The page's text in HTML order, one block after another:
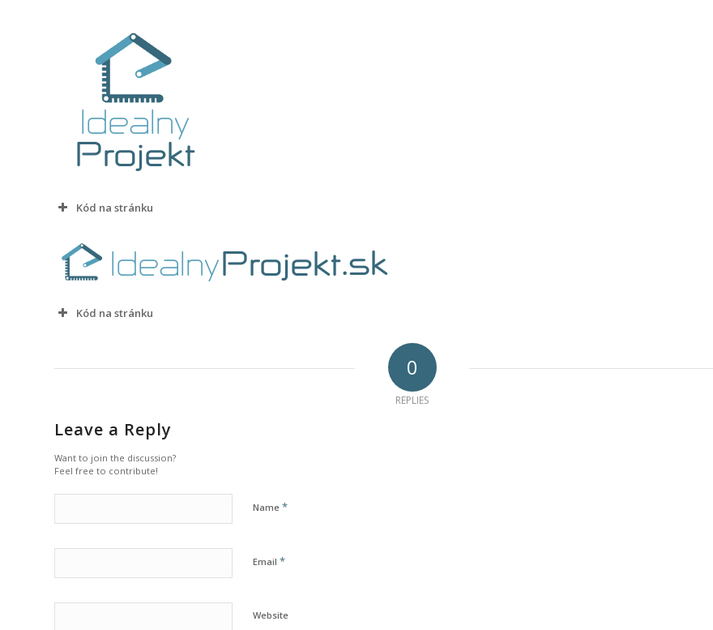
Kód na stránku
Kód na stránku
0
REPLIES
Leave a Reply
Want to join the discussion?
Feel free to contribute!
Name *
Email *
Website